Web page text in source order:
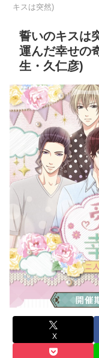
キスは突然)
誓いのキスは
運んだ幸せの
生・久仁彦)
X